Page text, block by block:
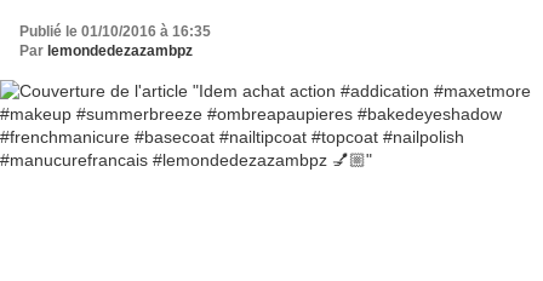
#nailtipcoat #topcoat #nailpolish
#manucurefrancais #lemondedezazambpz 💅🏼
Publié le 01/10/2016 à 16:35
Par lemondedezazambpz